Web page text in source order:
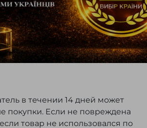
в течении 14 дней может
покупки. Если не повреждена
товар не использовался по